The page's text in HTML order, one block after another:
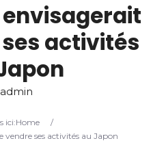
activités
admin
ici:Home
/
vendre ses activités au Japon